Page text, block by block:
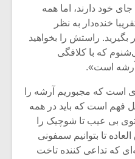
خود دارند، اما همه
خنده‌دار به نظر
راستش را بخواهید
که با کلافگی
است».
است که مجبوریم آرشه را
فهم است که باید در همه
بی عیب تا شوچیک را
تا بتوانیم سمفونی
که تداعی کننده تاخت
موریس ژار
موسیقی
موسیقی
برگزار